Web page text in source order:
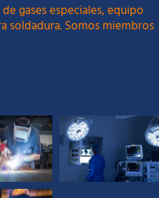
gases especiales, equipo
soldadura. Somos miembros